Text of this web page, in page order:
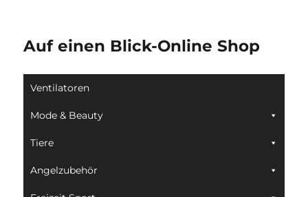
Auf einen Blick-Online Shop
Ventilatoren
Mode & Beauty
Tiere
Angelzubehör